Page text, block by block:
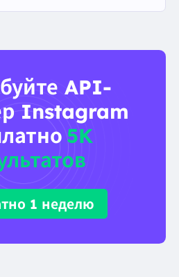
API-
Instagram
5K
1 неделю